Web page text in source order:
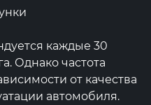
каждые 30
Однако частота
от качества
автомобиля.